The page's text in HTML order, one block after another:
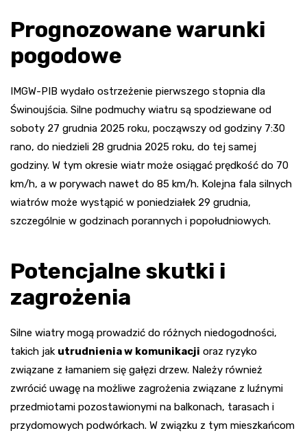
Prognozowane warunki
pogodowe
IMGW-PIB wydało ostrzeżenie pierwszego stopnia dla
Świnoujścia. Silne podmuchy wiatru są spodziewane od
soboty 27 grudnia 2025 roku, począwszy od godziny 7:30
rano, do niedzieli 28 grudnia 2025 roku, do tej samej
godziny. W tym okresie wiatr może osiągać prędkość do 70
km/h, a w porywach nawet do 85 km/h. Kolejna fala silnych
wiatrów może wystąpić w poniedziałek 29 grudnia,
szczególnie w godzinach porannych i popołudniowych.
Potencjalne skutki i
zagrożenia
Silne wiatry mogą prowadzić do różnych niedogodności,
takich jak utrudnienia w komunikacji oraz ryzyko
związane z łamaniem się gałęzi drzew. Należy również
zwrócić uwagę na możliwe zagrożenia związane z luźnymi
przedmiotami pozostawionymi na balkonach, tarasach i
przydomowych podwórkach. W związku z tym mieszkańcom